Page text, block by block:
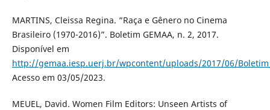
MARTINS, Cleissa Regina. “Raça e Gênero no Cinema
Brasileiro (1970-2016)”. Boletim GEMAA, n. 2, 2017.
Disponível em
http://gemaa.iesp.uerj.br/wpcontent/uploads/2017/06/
Acesso em 03/05/2023.
MEUEL, David. Women Film Editors: Unseen Artists of